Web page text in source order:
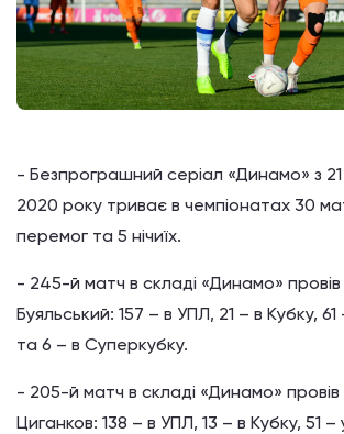
- Безпрограшний серіал «Динамо» з
2020 року триває в чемпіонатах 30
перемог та 5 нічиїх.
- 245-й матч в складі «Динамо» провів
Буяльський: 157 – в УПЛ, 21 – в Кубку,
та 6 – в Суперкубку.
- 205-й матч в складі «Динамо» провів
Циганков: 138 – в УПЛ, 13 – в Кубку, 51